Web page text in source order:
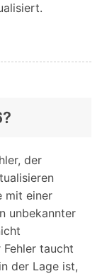
der
mit einer
unbekannter
taucht
der Lage ist,